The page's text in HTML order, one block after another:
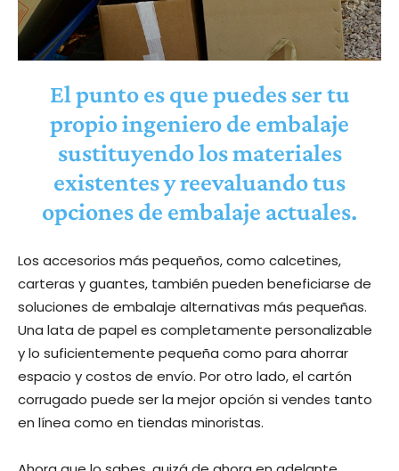
El punto es que puedes ser tu
propio ingeniero de embalaje
sustituyendo los materiales
existentes y reevaluando tus
opciones de embalaje actuales.
Los accesorios más pequeños, como calcetines,
carteras y guantes, también pueden beneficiarse de
soluciones de embalaje alternativas más pequeñas.
Una lata de papel es completamente personalizable
y lo suficientemente pequeña como para ahorrar
espacio y costos de envío. Por otro lado, el cartón
corrugado puede ser la mejor opción si vendes tanto
en línea como en tiendas minoristas.